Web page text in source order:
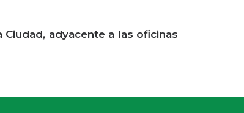
adyacente a las oficinas